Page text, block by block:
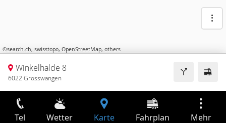
©search.ch, swisstopo, OpenStreetMap, others
Winkelhalde 8
6022 Grosswangen
Tel Wetter Karte Fahrplan Mehr